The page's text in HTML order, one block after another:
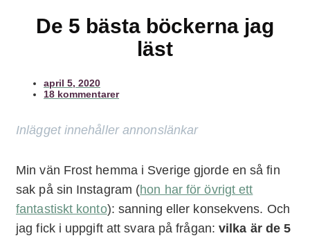
De 5 bästa böckerna jag
läst
april 5, 2020
18 kommentarer
Inlägget innehåller annonslänkar
Min vän Frost hemma i Sverige gjorde en så fin
sak på sin Instagram (hon har för övrigt ett
fantastiskt konto): sanning eller konsekvens. Och
jag fick i uppgift att svara på frågan:vilka är de 5